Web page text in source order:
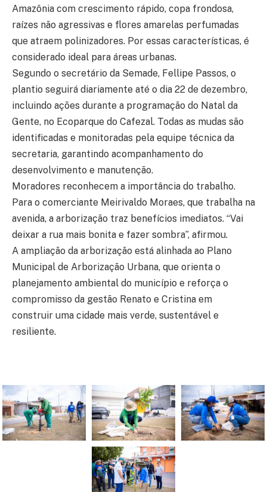
Amazônia com crescimento rápido, copa frondosa,
raízes não agressivas e flores amarelas perfumadas
que atraem polinizadores. Por essas características, é
considerado ideal para áreas urbanas.
Segundo o secretário da Semade, Fellipe Passos, o
plantio seguirá diariamente até o dia 22 de dezembro,
incluindo ações durante a programação do Natal da
Gente, no Ecoparque do Cafezal. Todas as mudas são
identificadas e monitoradas pela equipe técnica da
secretaria, garantindo acompanhamento do
desenvolvimento e manutenção.
Moradores reconhecem a importância do trabalho.
Para o comerciante Meirivaldo Moraes, que trabalha na
avenida, a arborização traz benefícios imediatos. “Vai
deixar a rua mais bonita e fazer sombra”, afirmou.
A ampliação da arborização está alinhada ao Plano
Municipal de Arborização Urbana, que orienta o
planejamento ambiental do município e reforça o
compromisso da gestão Renato e Cristina em
construir uma cidade mais verde, sustentável e
resiliente.